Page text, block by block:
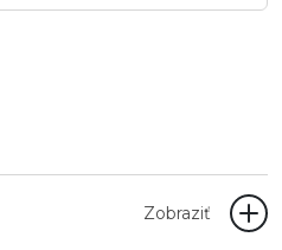
Zobraziť